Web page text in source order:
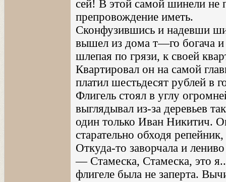
сей! В этой самой шинели не
препровождение иметь.
Сконфузившись и надевши
вышел из дома т—го богача
шлепая по грязи, к своей
Квартировал он на самой
платил шестьдесят рублей в
Флигель стоял в углу
выглядывал из-за деревьев
один только Иван Никитич.
старательно обходя
Откуда-то заворчала и
— Стамеска, Стамеска, это
флигеле была не заперта.